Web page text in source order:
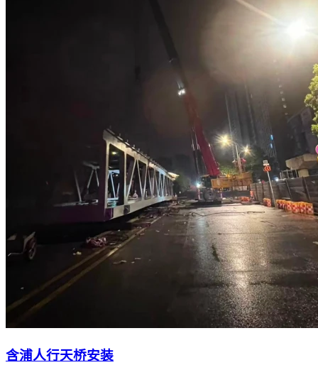
含浦人行天桥安装